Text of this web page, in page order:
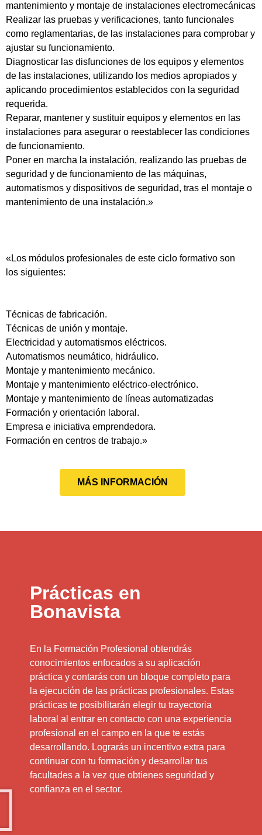
mantenimiento y montaje de instalaciones electromecánicas
Realizar las pruebas y verificaciones, tanto funcionales
como reglamentarias, de las instalaciones para comprobar y
ajustar su funcionamiento.
Diagnosticar las disfunciones de los equipos y elementos
de las instalaciones, utilizando los medios apropiados y
aplicando procedimientos establecidos con la seguridad
requerida.
Reparar, mantener y sustituir equipos y elementos en las
instalaciones para asegurar o reestablecer las condiciones
de funcionamiento.
Poner en marcha la instalación, realizando las pruebas de
seguridad y de funcionamiento de las máquinas,
automatismos y dispositivos de seguridad, tras el montaje o
mantenimiento de una instalación.»
«Los módulos profesionales de este ciclo formativo son
los siguientes:
Técnicas de fabricación.
Técnicas de unión y montaje.
Electricidad y automatismos eléctricos.
Automatismos neumático, hidráulico.
Montaje y mantenimiento mecánico.
Montaje y mantenimiento eléctrico-electrónico.
Montaje y mantenimiento de líneas automatizadas
Formación y orientación laboral.
Empresa e iniciativa emprendedora.
Formación en centros de trabajo.»
MÁS INFORMACIÓN
Prácticas en
Bonavista
En la Formación Profesional obtendrás
conocimientos enfocados a su aplicación
práctica y contarás con un bloque completo para
la ejecución de las prácticas profesionales. Estas
prácticas te posibilitarán elegir tu trayectoria
laboral al entrar en contacto con una experiencia
profesional en el campo en la que te estás
desarrollando. Lograrás un incentivo extra para
continuar con tu formación y desarrollar tus
facultades a la vez que obtienes seguridad y
confianza en el sector.